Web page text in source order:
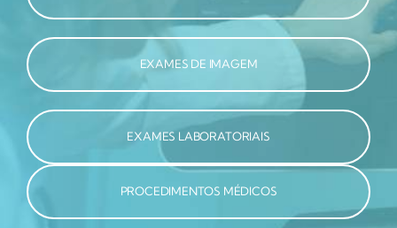
EXAMES DE IMAGEM
EXAMES LABORATORIAIS
PROCEDIMENTOS MÉDICOS